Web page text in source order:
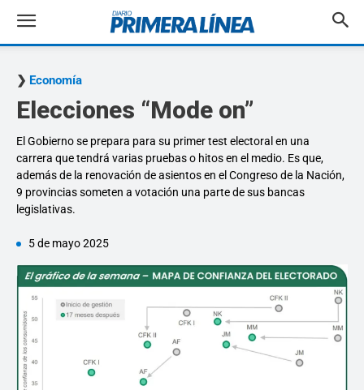
Economía
Elecciones “Mode on”
El Gobierno se prepara para su primer test electoral en una
carrera que tendrá varias pruebas o hitos en el medio. Es que,
además de la renovación de asientos en el Congreso de la Nación,
9 provincias someten a votación una parte de sus bancas
legislativas.
5 de mayo 2025